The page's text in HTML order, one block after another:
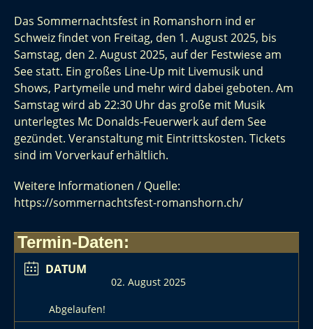
Das Sommernachtsfest in Romanshorn ind er
Schweiz findet von Freitag, den 1. August 2025, bis
Samstag, den 2. August 2025, auf der Festwiese am
See statt. Ein großes Line-Up mit Livemusik und
Shows, Partymeile und mehr wird dabei geboten. Am
Samstag wird ab 22:30 Uhr das große mit Musik
unterlegtes Mc Donalds-Feuerwerk auf dem See
gezündet. Veranstaltung mit Eintrittskosten. Tickets
sind im Vorverkauf erhältlich.
Weitere Informationen / Quelle:
https://sommernachtsfest-romanshorn.ch/
Termin-Daten:
DATUM
02. August 2025
Abgelaufen!